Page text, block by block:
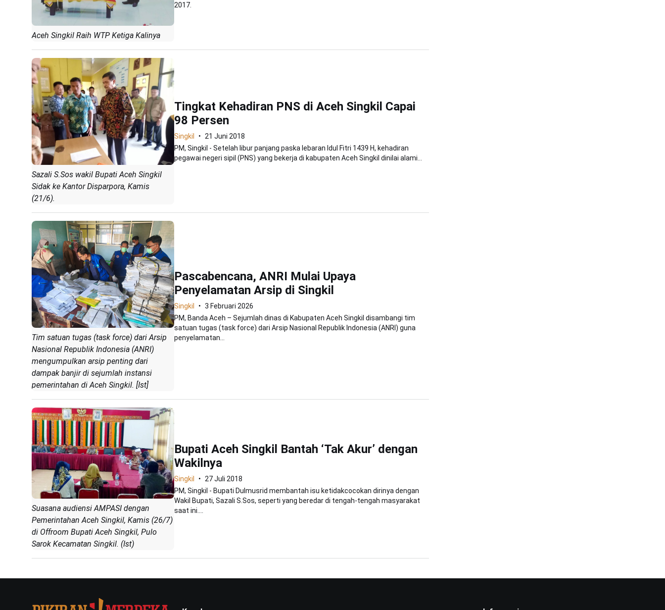
Aceh Singkil Raih WTP Ketiga Kalinya
2017.
Sazali S.Sos wakil Bupati Aceh Singkil
Sidak ke Kantor Disparpora, Kamis
(21/6).
Tingkat Kehadiran PNS di Aceh Singkil Capai
98 Persen
Singkil
21 Juni 2018
PM, Singkil - Setelah libur panjang paska lebaran Idul Fitri 1439 H, kehadiran
pegawai negeri sipil (PNS) yang bekerja di kabupaten Aceh Singkil dinilai alami...
Tim satuan tugas (task force) dari Arsip
Nasional Republik Indonesia (ANRI)
mengumpulkan arsip penting dari
dampak banjir di sejumlah instansi
pemerintahan di Aceh Singkil. [Ist]
Pascabencana, ANRI Mulai Upaya
Penyelamatan Arsip di Singkil
Singkil
3 Februari 2026
PM, Banda Aceh – Sejumlah dinas di Kabupaten Aceh Singkil disambangi tim
satuan tugas (task force) dari Arsip Nasional Republik Indonesia (ANRI) guna
penyelamatan...
Suasana audiensi AMPASI dengan
Pemerintahan Aceh Singkil, Kamis (26/7)
di Offroom Bupati Aceh Singkil, Pulo
Sarok Kecamatan Singkil. (Ist)
Bupati Aceh Singkil Bantah ‘Tak Akur’ dengan
Wakilnya
Singkil
27 Juli 2018
PM, Singkil - Bupati Dulmusrid membantah isu ketidakcocokan dirinya dengan
Wakil Bupati, Sazali S.Sos, seperti yang beredar di tengah-tengah masyarakat
saat ini....